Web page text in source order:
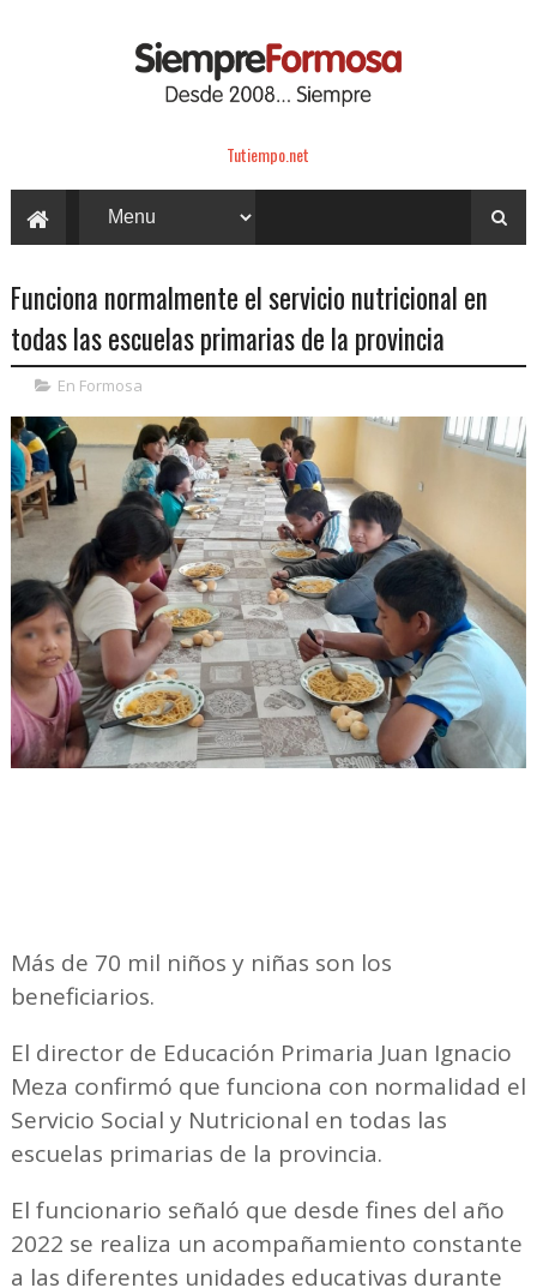
Tutiempo.net
Funciona normalmente el servicio nutricional en
todas las escuelas primarias de la provincia
En Formosa
Más de 70 mil niños y niñas son los
beneficiarios.
El director de Educación Primaria Juan Ignacio
Meza confirmó que funciona con normalidad el
Servicio Social y Nutricional en todas las
escuelas primarias de la provincia.
El funcionario señaló que desde fines del año
2022 se realiza un acompañamiento constante
a las diferentes unidades educativas durante